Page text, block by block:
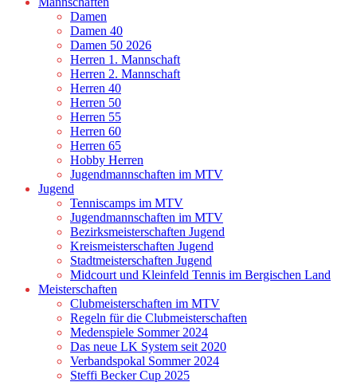
Damen
Damen 40
Damen 50 2026
Herren 1. Mannschaft
Herren 2. Mannschaft
Herren 40
Herren 50
Herren 55
Herren 60
Herren 65
Hobby Herren
Jugendmannschaften im MTV
Jugend
Tenniscamps im MTV
Jugendmannschaften im MTV
Bezirksmeisterschaften Jugend
Kreismeisterschaften Jugend
Stadtmeisterschaften Jugend
Midcourt und Kleinfeld Tennis im Bergischen Land
Meisterschaften
Clubmeisterschaften im MTV
Regeln für die Clubmeisterschaften
Medenspiele Sommer 2024
Das neue LK System seit 2020
Verbandspokal Sommer 2024
Steffi Becker Cup 2025